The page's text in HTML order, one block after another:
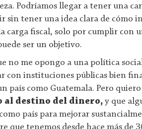
Podríamos llegar a tener una
sin tener una idea clara de cómo
carga fiscal, solo por cumplir con
ser un objetivo.
no me opongo a una política
con instituciones públicas bien
país como Guatemala. Pero
al destino del dinero,y que
país para mejorar